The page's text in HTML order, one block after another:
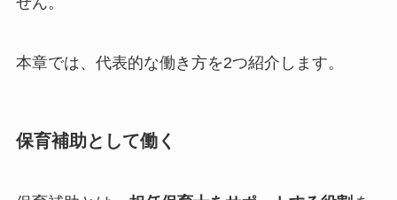
本章では、代表的な働き方を2つ紹介します。
保育補助として働く